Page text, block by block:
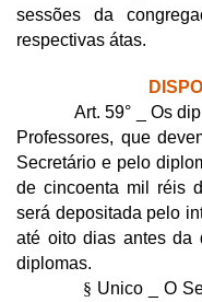
sessões da
respectivas átas.
Art. 59° _ Os
Professores, que
Secretário e pelo
de cincoenta mil réis
será depositada pelo
até oito dias antes da
diplomas.
§ Unico _ O